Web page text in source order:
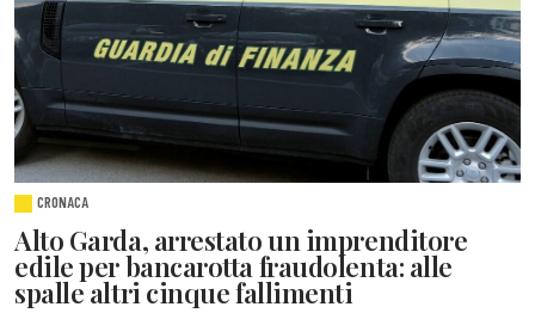
CRONACA
Alto Garda, arrestato un imprenditore
edile per bancarotta fraudolenta: alle
spalle altri cinque fallimenti